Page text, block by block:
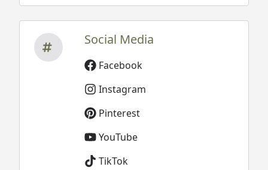
Social Media
Facebook
Instagram
Pinterest
YouTube
TikTok